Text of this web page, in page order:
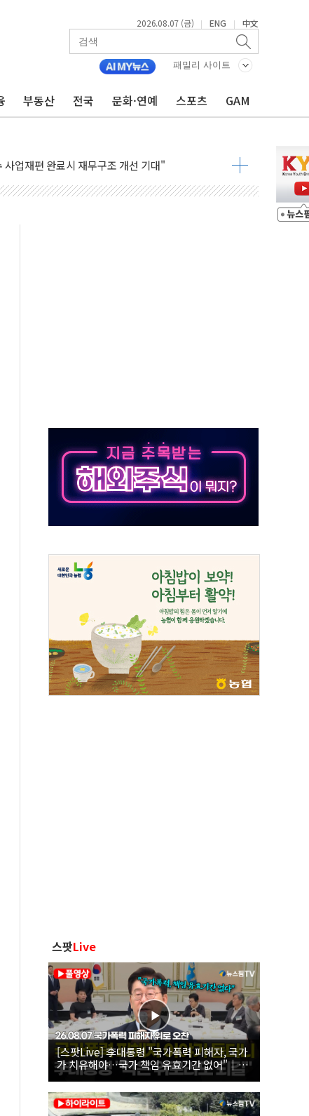
2026.08.07 (금) | ENG | 中文
패밀리 사이트
부동산 전국 문화·연예 스포츠 GAM
가 이끈 '기술주 상승장'
료 평생 우대' 이벤트 진행
산격차 해소' 특위 출범…"소외되는 계층 없도록"
락…외국인 매도에 6258.77
명 등 1100명 참석...인사·처우 관심
용수 필요…절반은 하수처리수로 공급한다
실적 우려에 이틀째 하락...토픽스는 상승
에 반박..."디지털 환경 변화에 따른 것"
라팔 도입 속도...프랑스 인도에 판매 제안서 제출
대 신규 취급 중단
디자인 협업 제품 전달
레드닷 디자인 어워드 수상
스팟Live
[스팟Live] 李대통령 "국가폭력 피해자, 국가
가 치유해야…국가 책임 유효기간 없어"｜
26.08.07 국가폭력 피해자 위로 오찬